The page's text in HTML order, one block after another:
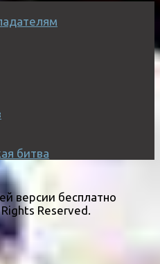
битва
версии бесплатно
Reserved.